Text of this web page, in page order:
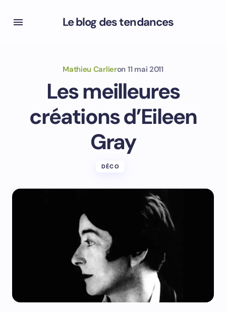
Le blog des tendances
Mathieu Carlieron 11 mai 2011
Les meilleures
créations d’Eileen
Gray
DÉCO